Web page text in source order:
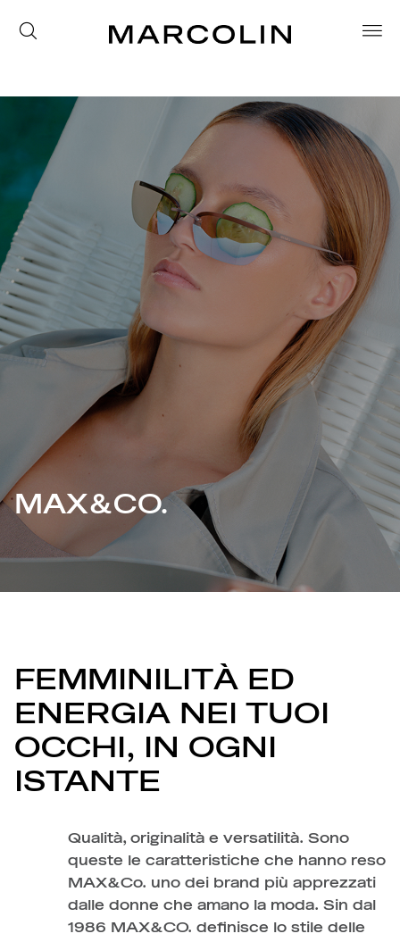
MAX&CO.
FEMMINILITÀ ED
ENERGIA NEI TUOI
OCCHI, IN OGNI
ISTANTE
Qualità, originalità e versatilità. Sono
queste le caratteristiche che hanno reso
MAX&Co. uno dei brand più apprezzati
dalle donne che amano la moda. Sin dal
1986 MAX&CO. definisce lo stile delle